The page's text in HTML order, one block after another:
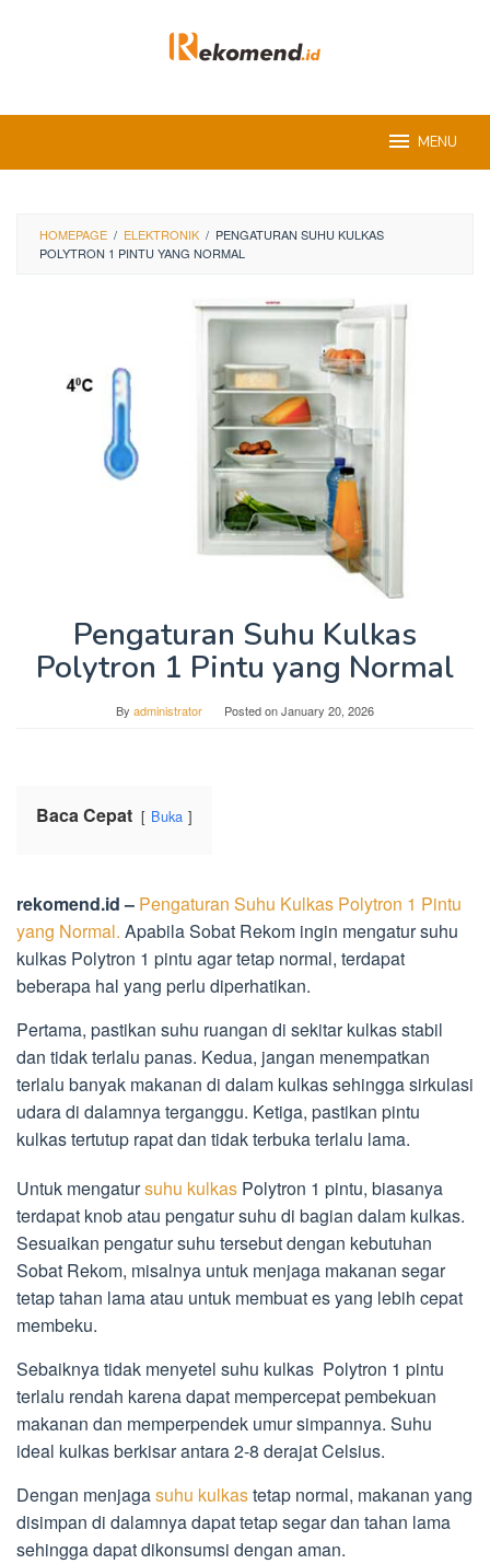
MENU
HOMEPAGE / ELEKTRONIK / PENGATURAN SUHU KULKAS
POLYTRON 1 PINTU YANG NORMAL
Pengaturan Suhu Kulkas
Polytron 1 Pintu yang Normal
By administrator Posted onJanuary 20, 2026
Baca Cepat Buka
rekomend.id – Pengaturan Suhu Kulkas Polytron 1 Pintu
yang Normal. Apabila Sobat Rekom ingin mengatur suhu
kulkas Polytron 1 pintu agar tetap normal, terdapat
beberapa hal yang perlu diperhatikan.
Pertama, pastikan suhu ruangan di sekitar kulkas stabil
dan tidak terlalu panas. Kedua, jangan menempatkan
terlalu banyak makanan di dalam kulkas sehingga sirkulasi
udara di dalamnya terganggu. Ketiga, pastikan pintu
kulkas tertutup rapat dan tidak terbuka terlalu lama.
Untuk mengatursuhu kulkas Polytron 1 pintu, biasanya
terdapat knob atau pengatur suhu di bagian dalam kulkas.
Sesuaikan pengatur suhu tersebut dengan kebutuhan
Sobat Rekom, misalnya untuk menjaga makanan segar
tetap tahan lama atau untuk membuat es yang lebih cepat
membeku.
Sebaiknya tidak menyetel suhu kulkas Polytron 1 pintu
terlalu rendah karena dapat mempercepat pembekuan
makanan dan memperpendek umur simpannya. Suhu
ideal kulkas berkisar antara 2-8 derajat Celsius.
Dengan menjagasuhu kulkastetap normal, makanan yang
disimpan di dalamnya dapat tetap segar dan tahan lama
sehingga dapat dikonsumsi dengan aman.